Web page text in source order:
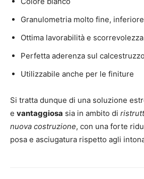
Granulometria molto fine, inferiore
Ottima lavorabilità e
Perfetta aderenza sul
Utilizzabile anche per le finiture
Si tratta dunque di una soluzione
e vantaggiosa sia in ambito di
nuova costruzione, con una forte
posa e asciugatura rispetto agli